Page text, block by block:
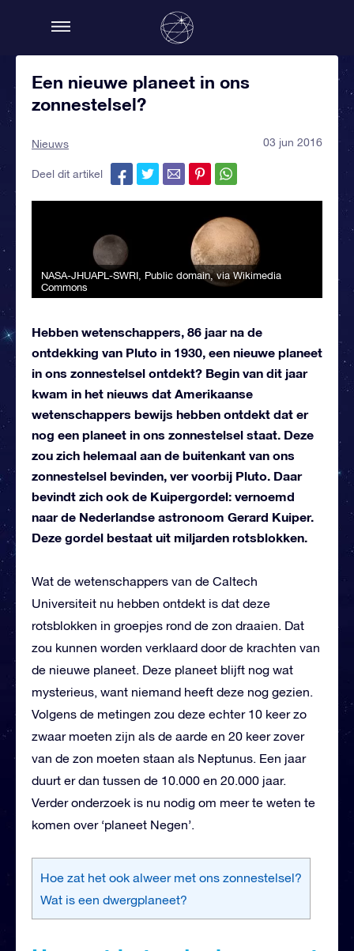
Een nieuwe planeet in ons
zonnestelsel?
Nieuws 03 jun 2016
Deel dit artikel
NASA-JHUAPL-SWRI , Public domain, via Wikimedia
Commons
Hebben wetenschappers, 86 jaar na de
ontdekking van Pluto in 1930, een nieuwe planeet
in ons zonnestelsel ontdekt? Begin van dit jaar
kwam in het nieuws dat Amerikaanse
wetenschappers bewijs hebben ontdekt dat er
nog een planeet in ons zonnestelsel staat. Deze
zou zich helemaal aan de buitenkant van ons
zonnestelsel bevinden, ver voorbij Pluto. Daar
bevindt zich ook de Kuipergordel: vernoemd
naar de Nederlandse astronoom Gerard Kuiper.
Deze gordel bestaat uit miljarden rotsblokken.
Wat de wetenschappers van de Caltech
Universiteit nu hebben ontdekt is dat deze
rotsblokken in groepjes rond de zon draaien. Dat
zou kunnen worden verklaard door de krachten van
de nieuwe planeet. Deze planeet blijft nog wat
mysterieus, want niemand heeft deze nog gezien.
Volgens de metingen zou deze echter 10 keer zo
zwaar moeten zijn als de aarde en 20 keer zover
van de zon moeten staan als Neptunus. Een jaar
duurt er dan tussen de 10.000 en 20.000 jaar.
Verder onderzoek is nu nodig om meer te weten te
komen over ‘planeet Negen’.
Hoe zat het ook alweer met ons zonnestelsel?
Wat is een dwergplaneet?